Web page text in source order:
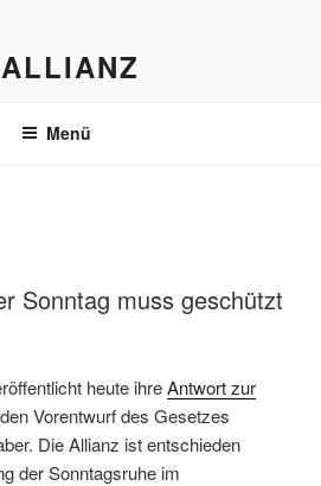
Menü
Sonntag muss geschützt
heute ihreAntwort zur
Vorentwurf des Gesetzes
Die Allianz ist entschieden
der Sonntagsruhe im